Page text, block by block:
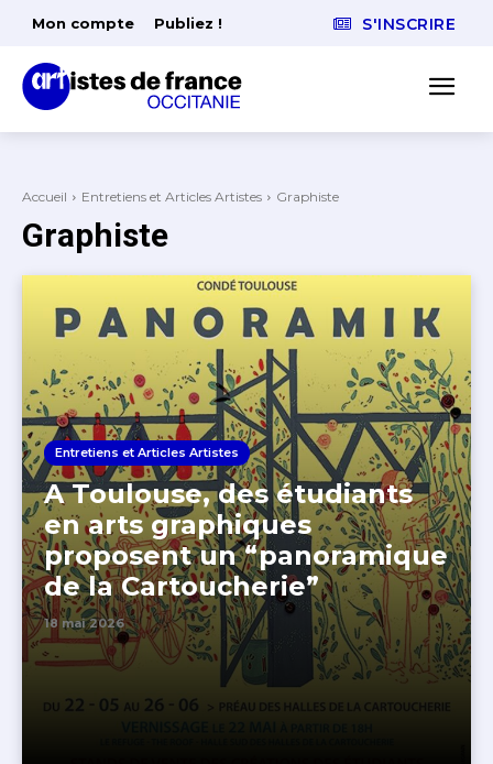
Mon compte Publiez ! S'INSCRIRE
Accueil Entretiens et Articles Artistes Graphiste
Graphiste
Entretiens et Articles Artistes
A Toulouse, des étudiants
en arts graphiques
proposent un “panoramique
de la Cartoucherie”
18 mai 2026